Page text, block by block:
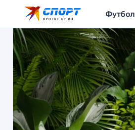
Футбол